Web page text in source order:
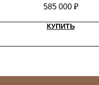
585 000 ₽
КУПИТЬ